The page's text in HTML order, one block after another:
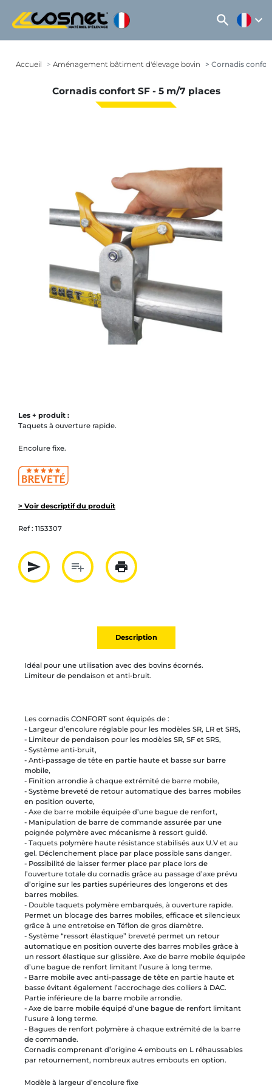
search expand_more
Accueil Aménagement bâtiment d'élevage bovin Cornadis
Cornadis confort SF - 5 m/7 places
Les + produit :
Taquets à ouverture rapide.
Encolure fixe.
> Voir descriptif du produit
Ref : 1153307
send
Partager par mail
playlist_add
Ajouter à la liste
print
Imprimer
Description
Idéal pour une utilisation avec des bovins écornés.
Limiteur de pendaison et anti-bruit.
Les cornadis CONFORT sont équipés de :
- Largeur d’encolure réglable pour les modèles SR, LR et SRS,
- Limiteur de pendaison pour les modèles SR, SF et SRS,
- Système anti-bruit,
- Anti-passage de tête en partie haute et basse sur barre
mobile,
- Finition arrondie à chaque extrémité de barre mobile,
- Système breveté de retour automatique des barres mobiles
en position ouverte,
- Axe de barre mobile équipée d’une bague de renfort,
- Manipulation de barre de commande assurée par une
poignée polymère avec mécanisme à ressort guidé.
- Taquets polymère haute résistance stabilisés aux U.V et au
gel. Déclenchement place par place possible sans danger.
- Possibilité de laisser fermer place par place lors de
l’ouverture totale du cornadis grâce au passage d’axe prévu
d’origine sur les parties supérieures des longerons et des
barres mobiles.
- Double taquets polymère embarqués, à ouverture rapide.
Permet un blocage des barres mobiles, efficace et silencieux
grâce à une entretoise en Téflon de gros diamètre.
- Système “ressort élastique” breveté permet un retour
automatique en position ouverte des barres mobiles grâce à
un ressort élastique sur glissière. Axe de barre mobile équipée
d’une bague de renfort limitant l’usure à long terme.
- Barre mobile avec anti-passage de tête en partie haute et
basse évitant également l’accrochage des colliers à DAC.
Partie inférieure de la barre mobile arrondie.
- Axe de barre mobile équipé d’une bague de renfort limitant
l’usure à long terme.
- Bagues de renfort polymère à chaque extrémité de la barre
de commande.
Cornadis comprenant d’origine 4 embouts en L réhaussables
par retournement, nombreux autres embouts en option.
Modèle à largeur d’encolure fixe